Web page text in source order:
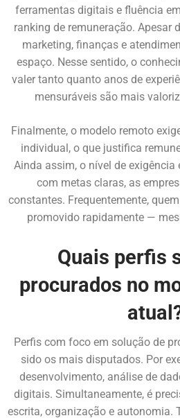
ferramentas digitais e fluência
ranking de remuneração. Apesar
marketing, finanças e
espaço. Nesse sentido, o
valer tanto quanto anos de
mensuráveis são mais
Finalmente, o modelo remoto
individual, o que justifica
Ainda assim, o nível de
com metas claras, as
constantes. Frequentemente,
promovido rapidamente —
Quais perfis
procurados no
Perfis com foco em solução de
sido os mais disputados. Por
desenvolvimento, análise de
digitais. Simultaneamente, é
escrita, organização e autonomia.